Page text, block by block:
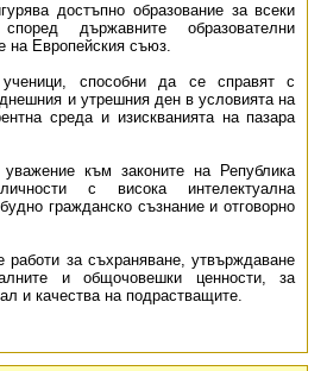
достъпно образование за всеки
държавните образователни
на Европейския съюз.
способни да се справят с
и утрешния ден в условията на
среда и изискванията на пазара
към законите на Република
с висока интелектуална
гражданско съзнание и отговорно
работи за съхраняване, утвърждаване
и общочовешки ценности, за
и качества на подрастващите.